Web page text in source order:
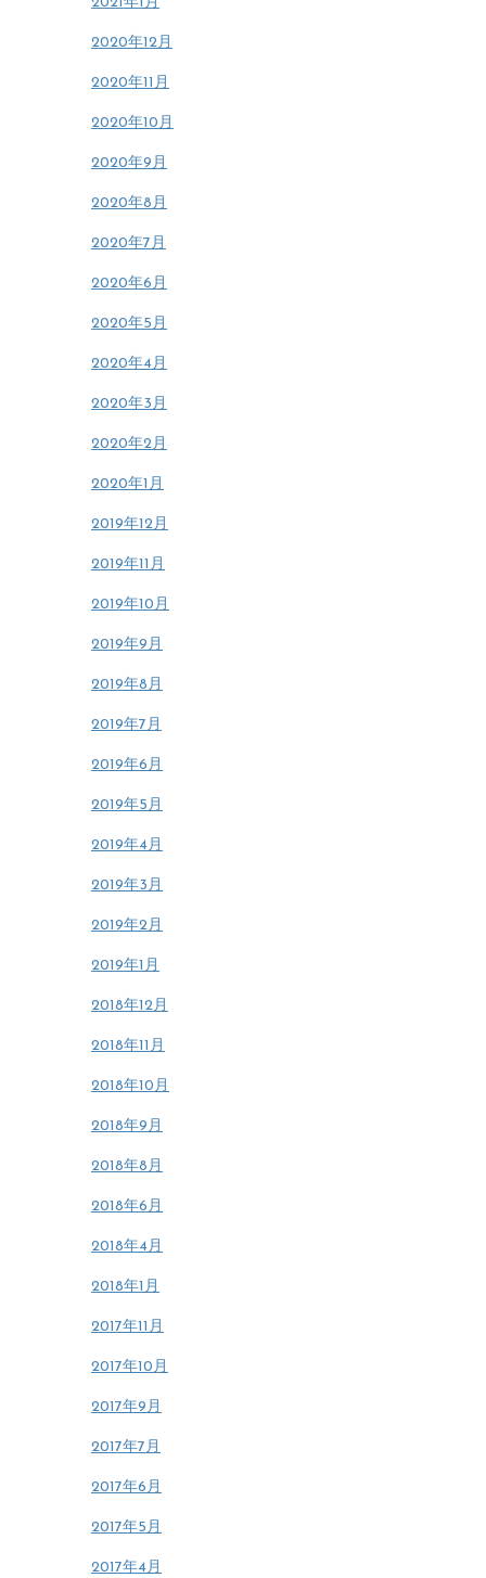
2020年12月
2020年11月
2020年10月
2020年9月
2020年8月
2020年7月
2020年6月
2020年5月
2020年4月
2020年3月
2020年2月
2020年1月
2019年12月
2019年11月
2019年10月
2019年9月
2019年8月
2019年7月
2019年6月
2019年5月
2019年4月
2019年3月
2019年2月
2019年1月
2018年12月
2018年11月
2018年10月
2018年9月
2018年8月
2018年6月
2018年4月
2018年1月
2017年11月
2017年10月
2017年9月
2017年7月
2017年6月
2017年5月
2017年4月